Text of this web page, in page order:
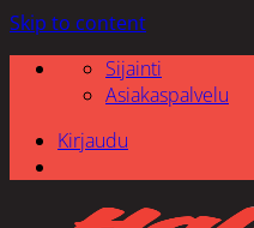
Skip to content
Sijainti
Asiakaspalvelu
Kirjaudu